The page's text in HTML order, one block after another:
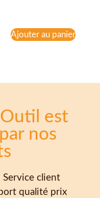
Ajouter au panier
Outil est
nos
Service client
qualité prix